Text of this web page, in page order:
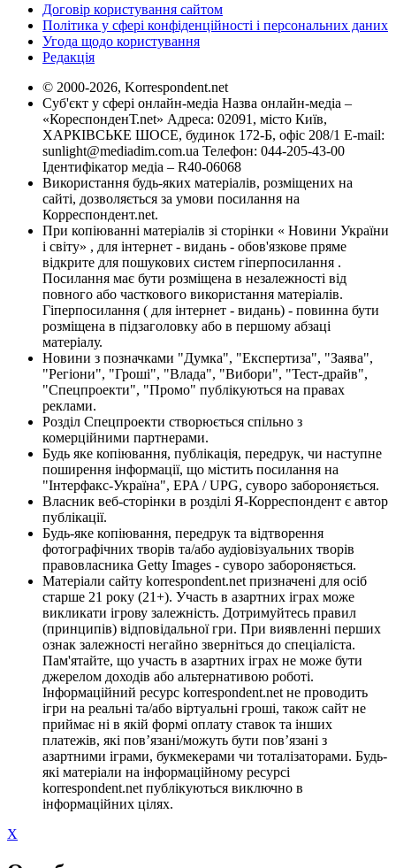
Договір користування сайтом
Політика у сфері конфіденційності і персональних даних
Угода щодо користування
Редакція
© 2000-2026, Korrespondent.net
Суб'єкт у сфері онлайн-медіа Назва онлайн-медіа –
«КореспонденТ.net» Адреса: 02091, місто Київ,
ХАРКІВСЬКЕ ШОСЕ, будинок 172-Б, офіс 208/1 E-mail:
sunlight@mediadim.com.ua Телефон: 044-205-43-00
Ідентифікатор медіа – R40-06068
Використання будь-яких матеріалів, розміщених на
сайті, дозволяється за умови посилання на
Корреспондент.net.
При копіюванні матеріалів зі сторінки « Новини України
і світу» , для інтернет - видань - обов'язкове пряме
відкрите для пошукових систем гіперпосилання .
Посилання має бути розміщена в незалежності від
повного або часткового використання матеріалів.
Гіперпосилання ( для інтернет - видань) - повинна бути
розміщена в підзаголовку або в першому абзаці
матеріалу.
Новини з позначками "Думка", "Експертиза", "Заява",
"Регіони", "Гроші", "Влада", "Вибори", "Тест-драйв",
"Спецпроекти", "Промо" публікуються на правах
реклами.
Розділ Спецпроекти створюється спільно з
комерційними партнерами.
Будь яке копіювання, публікація, передрук, чи наступне
поширення інформації, що містить посилання на
"Інтерфакс-Україна", EPA / UPG, суворо забороняється.
Власник веб-сторінки в розділі Я-Корреспондент є автор
публікації.
Будь-яке копіювання, передрук та відтворення
фотографічних творів та/або аудіовізуальних творів
правовласника Getty Images - суворо забороняється.
Матеріали сайту korrespondent.net призначені для осіб
старше 21 року (21+). Участь в азартних іграх може
викликати ігрову залежність. Дотримуйтесь правил
(принципів) відповідальної гри. При виявленні перших
ознак залежності негайно зверніться до спеціаліста.
Пам'ятайте, що участь в азартних іграх не може бути
джерелом доходів або альтернативою роботі.
Інформаційний ресурс korrespondent.net не проводить
ігри на реальні та/або віртуальні гроші, також сайт не
приймає ні в якій формі оплату ставок та інших
платежів, які пов’язані/можуть бути пов’язані з
азартними іграми, букмекерами чи тоталізаторами. Будь-
які матеріали на інформаційному ресурсі
korrespondent.net публікуються виключно в
інформаційних цілях.
X